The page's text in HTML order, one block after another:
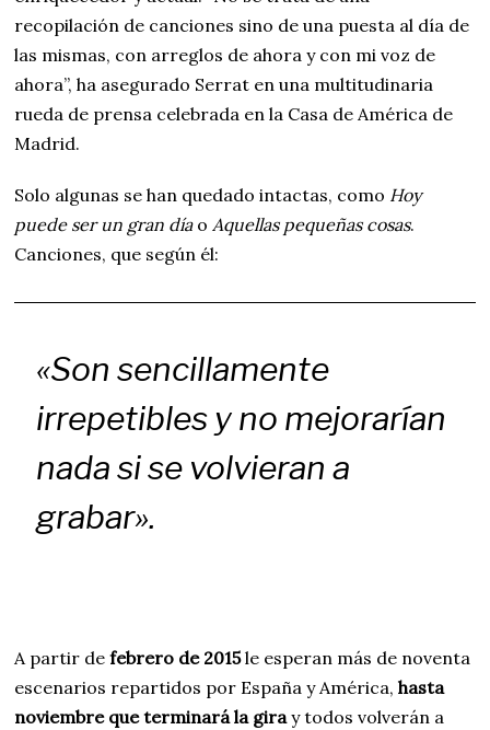
recopilación de canciones sino de una puesta al día de
las mismas, con arreglos de ahora y con mi voz de
ahora”, ha asegurado Serrat en una multitudinaria
rueda de prensa celebrada en la Casa de América de
Madrid.
Solo algunas se han quedado intactas, como Hoy
puede ser un gran díaoAquellas pequeñas cosas.
Canciones, que según él:
«Son sencillamente
irrepetibles y no mejorarían
nada si se volvieran a
grabar».
A partir de febrero de 2015le esperan más de noventa
escenarios repartidos por España y América,hasta
noviembre que terminará la giray todos volverán a